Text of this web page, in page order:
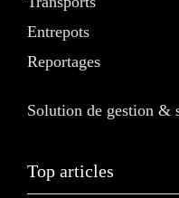
Entrepots
Reportages
Solution de gestion &
Top articles